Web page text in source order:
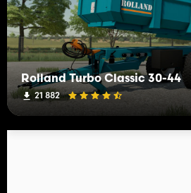
Rolland Turbo Classic 30-44
21 882